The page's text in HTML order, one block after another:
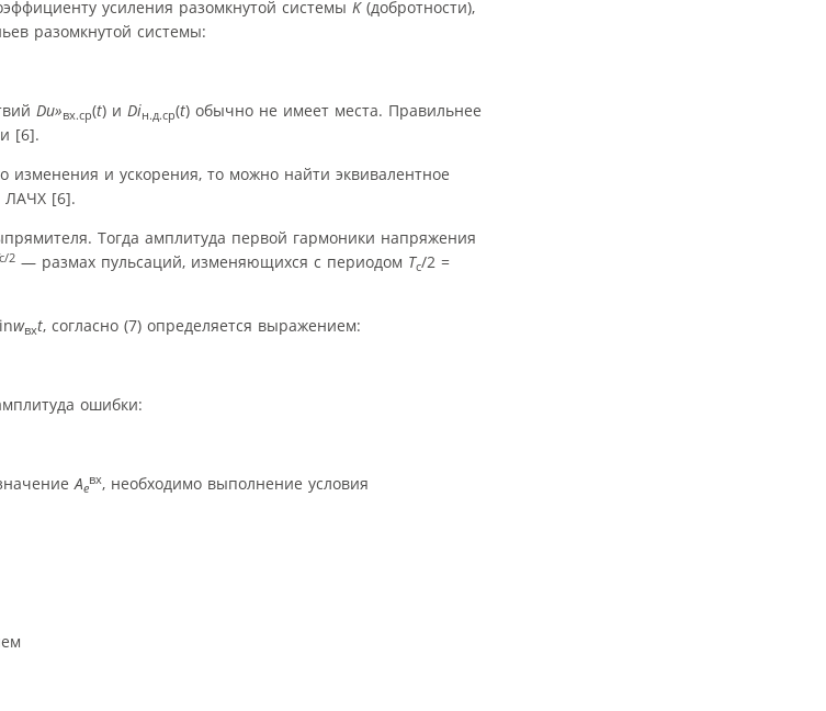
усиления разомкнутой системы K(добротности),
разомкнутой системы:
Du»вх.ср(t) и Diн.д.ср(t) обычно не имеет места. Правильнее
[6].
изменения и ускорения, то можно найти эквивалентное
ЛАЧХ [6].
Тогда амплитуда первой гармоники напряжения
с/2 — размах пульсаций, изменяющихся с периодом Tc/2 =
wвхt, согласно (7) определяется выражением:
ошибки:
Ае
вх, необходимо выполнение условия